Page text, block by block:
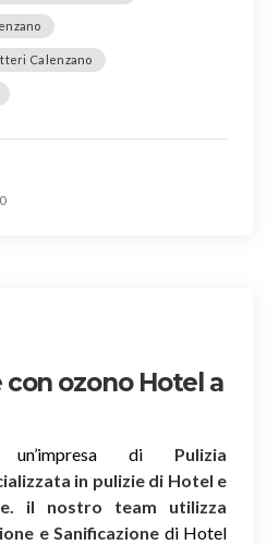
Calenzano
con ozono Hotel a
di Pulizia
in pulizie di Hotel e
il nostro team utilizza
e Sanificazione di Hotel